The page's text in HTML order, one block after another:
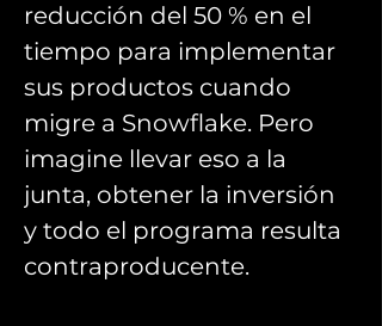
reducción del 50 % en el
tiempo para implementar
sus productos cuando
migre a Snowflake. Pero
imagine llevar eso a la
junta, obtener la inversión
y todo el programa resulta
contraproducente.